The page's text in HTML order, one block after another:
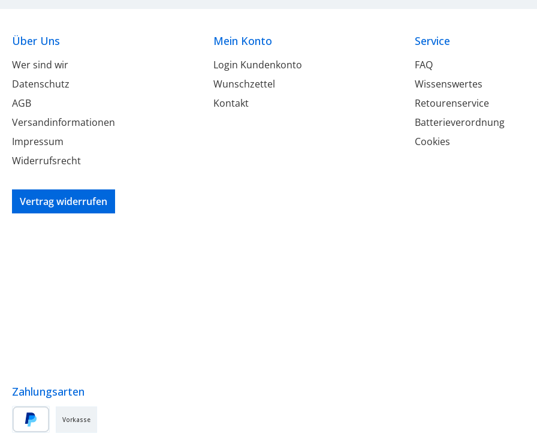
Über Uns
Wer sind wir
Datenschutz
AGB
Versandinformationen
Impressum
Widerrufsrecht
Vertrag widerrufen
Mein Konto
Login Kundenkonto
Wunschzettel
Kontakt
Service
FAQ
Wissenswertes
Retourenservice
Batterieverordnung
Cookies
Zahlungsarten
Vorkasse